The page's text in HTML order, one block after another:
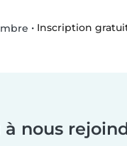
• Inscription
à nous